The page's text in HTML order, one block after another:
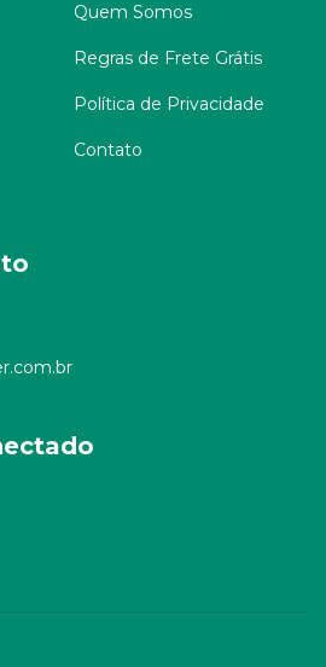
Quem Somos
Regras de Frete Grátis
Política de Privacidade
Contato